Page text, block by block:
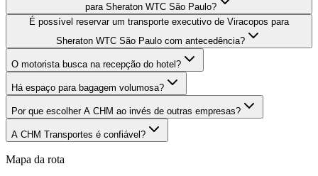
para Sheraton WTC São Paulo?
É possível reservar um transporte executivo de Viracopos para
Sheraton WTC São Paulo com antecedência?
O motorista busca na recepção do hotel?
Há espaço para bagagem volumosa?
Por que escolher A CHM ao invés de outras empresas?
A CHM Transportes é confiável?
Mapa da rota